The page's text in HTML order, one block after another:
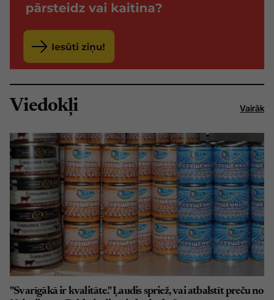
Viedokļi Vairāk
"Svarīgākā ir kvalitāte." Ļaudis spriež, vai atbalstīt preču no